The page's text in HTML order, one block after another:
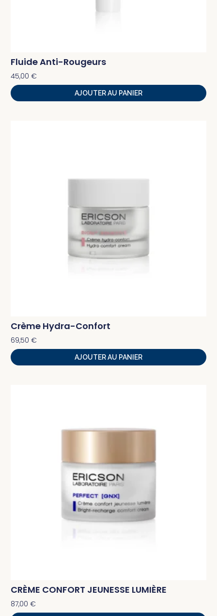
Fluide Anti-Rougeurs
45,00€
AJOUTER AU PANIER
Crème Hydra-Confort
69,50€
AJOUTER AU PANIER
CRÈME CONFORT JEUNESSE LUMIÈRE
87,00€